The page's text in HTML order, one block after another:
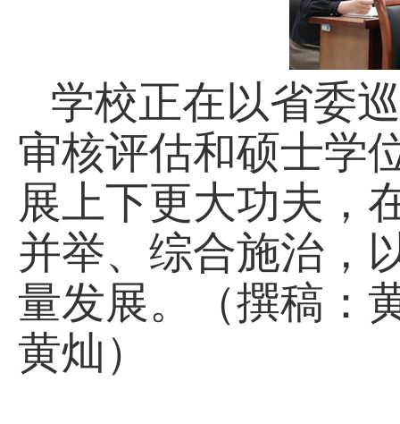
学校正在以省委
审核评估和硕士学
展上下更大功夫，
并举、综合施治，
量发展。（撰稿：
黄灿）